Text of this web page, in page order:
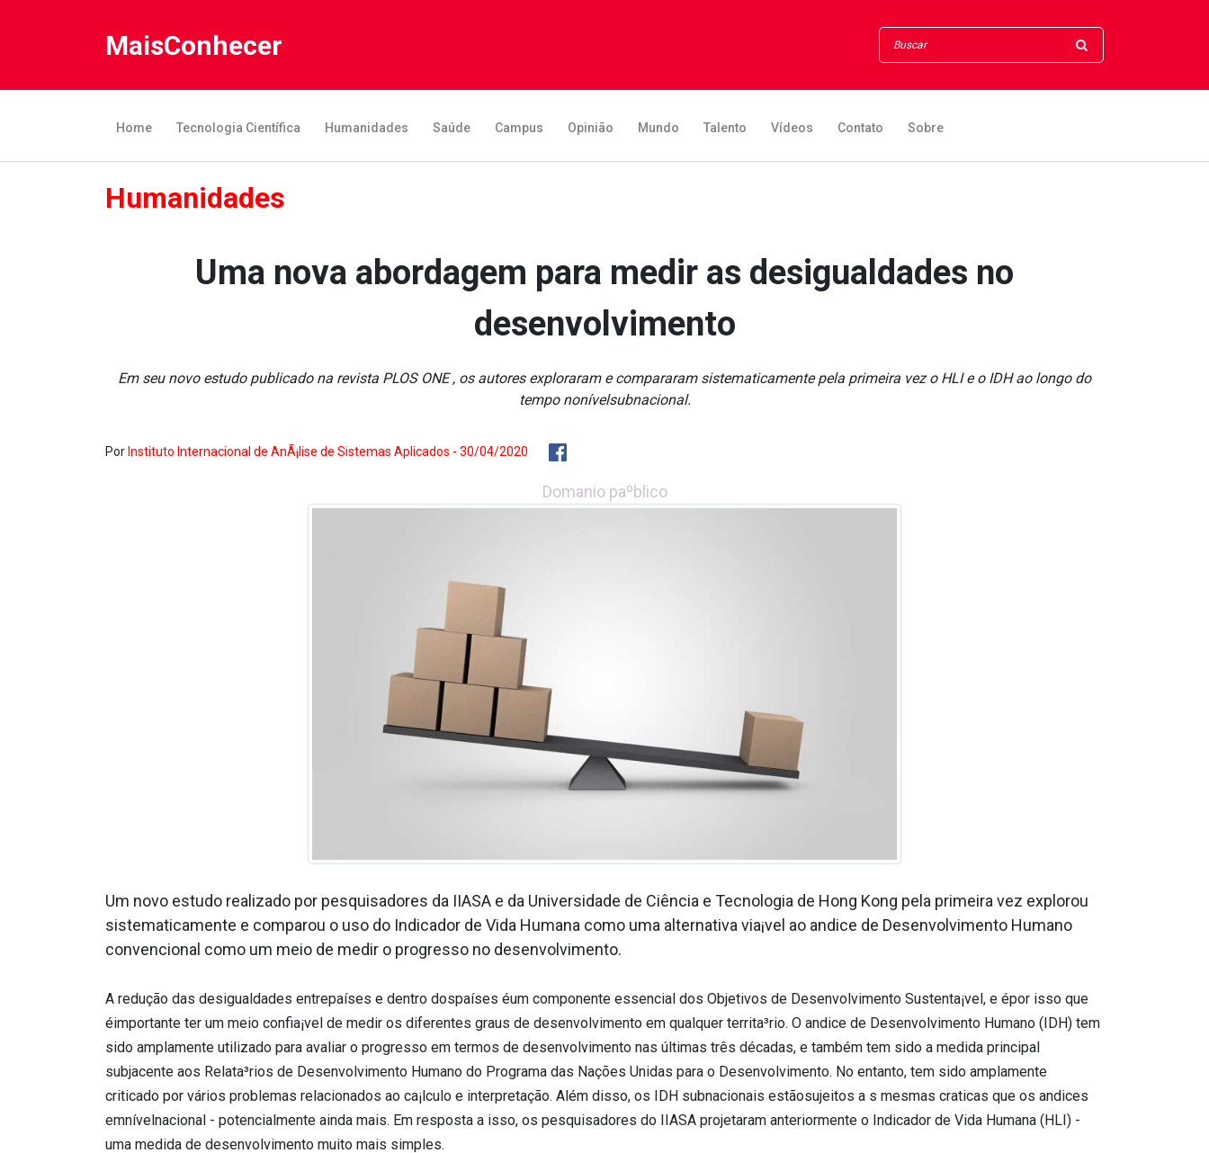
MaisConhecer
Home Tecnologia Científica Humanidades Saúde Campus Opinião Mundo Talento Vídeos Contato Sobre
Humanidades
Uma nova abordagem para medir as desigualdades no
desenvolvimento
Em seu novo estudo publicado na revista PLOS ONE , os autores exploraram e compararam sistematicamente pela primeira vez o HLI e o IDH ao longo do
tempo nonívelsubnacional.
Por Instituto Internacional de AnÃ¡lise de Sistemas Aplicados - 30/04/2020
Doma­nio paºblico
Um novo estudo realizado por pesquisadores da IIASA e da Universidade de Ciência e Tecnologia de Hong Kong pela primeira vez explorou
sistematicamente e comparou o uso do Indicador de Vida Humana como uma alternativa via¡vel ao andice de Desenvolvimento Humano
convencional como um meio de medir o progresso no desenvolvimento.
A redução das desigualdades entrepaíses e dentro dospaíses éum componente essencial dos Objetivos de Desenvolvimento Sustenta¡vel, e épor isso que
éimportante ter um meio confia¡vel de medir os diferentes graus de desenvolvimento em qualquer territa³rio. O andice de Desenvolvimento Humano (IDH) tem
sido amplamente utilizado para avaliar o progresso em termos de desenvolvimento nas últimas três décadas, e também tem sido a medida principal
subjacente aos Relata³rios de Desenvolvimento Humano do Programa das Nações Unidas para o Desenvolvimento. No entanto, tem sido amplamente
criticado por vários problemas relacionados ao ca¡lculo e interpretação. Além disso, os IDH subnacionais estãosujeitos a s mesmas cra­ticas que os a­ndices
emnívelnacional - potencialmente ainda mais. Em resposta a isso, os pesquisadores do IIASA projetaram anteriormente o Indicador de Vida Humana (HLI) -
uma medida de desenvolvimento muito mais simples.